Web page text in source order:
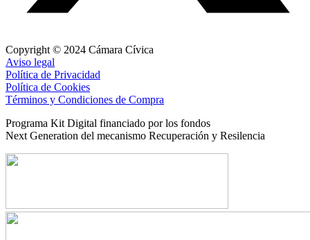
Copyright © 2024 Cámara Cívica
Aviso legal
Política de Privacidad
Política de Cookies
Términos y Condiciones de Compra
Programa Kit Digital financiado por los fondos
Next Generation del mecanismo Recuperación y Resilencia